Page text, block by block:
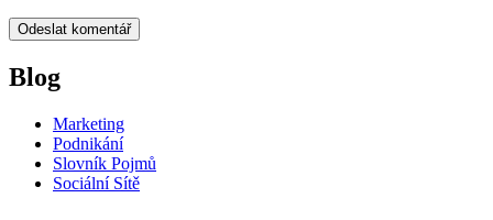
Blog
Marketing
Podnikání
Slovník Pojmů
Sociální Sítě